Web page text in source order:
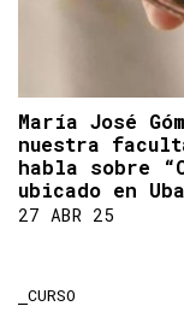
María José
nuestra
habla sobre
ubicado en
27 ABR 25
CURSO